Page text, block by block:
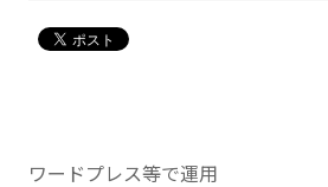
ワードプレス等で運用